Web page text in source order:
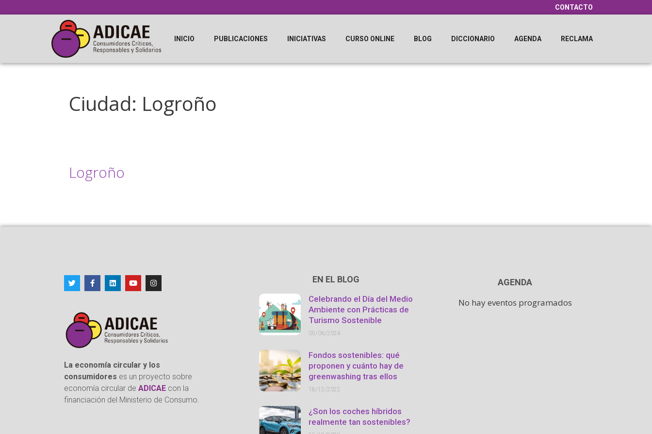
CONTACTO
INICIO PUBLICACIONES INICIATIVAS CURSO ONLINE BLOG DICCIONARIO AGENDA RECLAMA
Ciudad: Logroño
Logroño
La economía circular y los
consumidores es un proyecto sobre
economía circular de ADICAE con la
financiación del Ministerio de Consumo.
EN EL BLOG
Celebrando el Día del Medio
Ambiente con Prácticas de
Turismo Sostenible
05/06/2024
Fondos sostenibles: qué
proponen y cuánto hay de
greenwashing tras ellos
18/12/2022
¿Son los coches híbridos
realmente tan sostenibles?
AGENDA
No hay eventos programados